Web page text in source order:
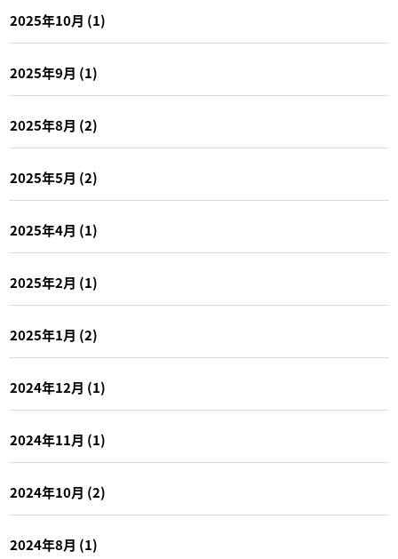
2025年10月 (1)
2025年9月 (1)
2025年8月 (2)
2025年5月 (2)
2025年4月 (1)
2025年2月 (1)
2025年1月 (2)
2024年12月 (1)
2024年11月 (1)
2024年10月 (2)
2024年8月 (1)